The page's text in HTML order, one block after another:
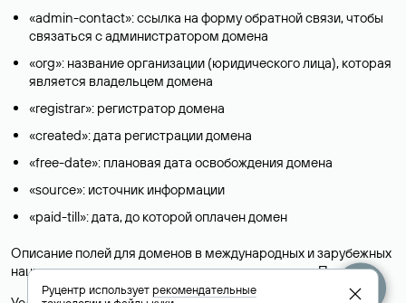
«admin-contact»: ссылка на форму обратной связи, чтобы
связаться с администратором домена
«org»: название организации (юридического лица), которая
является владельцем домена
«registrar»: регистратор домена
«created»: дата регистрации домена
«free-date»: плановая дата освобождения домена
«source»: источник информации
«paid-till»: дата, до которой оплачен домен
Описание полей для доменов в международных и зарубежных
национальных доменах представлены в разделе «Помощь».
Руцентр используетрекомендательные